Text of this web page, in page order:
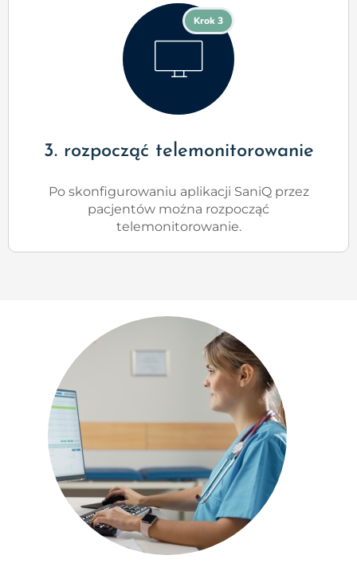
Krok 3
3. rozpocząć telemonitorowanie
Po skonfigurowaniu aplikacji SaniQ przez
pacjentów można rozpocząć
telemonitorowanie.